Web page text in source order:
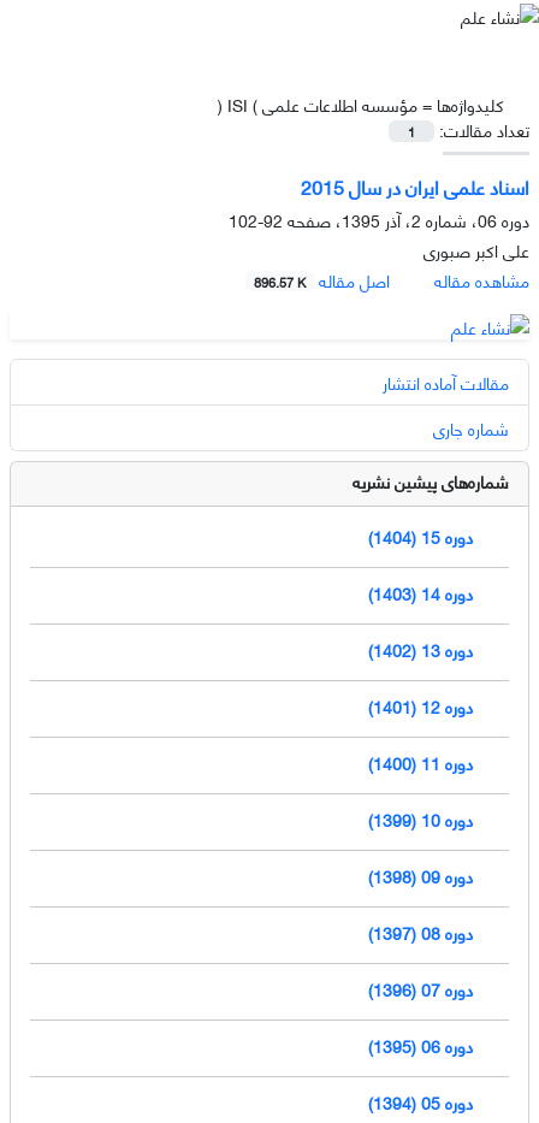
کلیدواژه‌ها =مؤسسه اطلاعات علمی ) ISI (
تعداد مقالات:
1
اسناد علمی ایران در سال 2015
دوره 06، شماره 2، آذر 1395، صفحه
92-102
علی اکبر صبوری
مشاهده مقاله
اصل مقاله 896.57 K
مقالات آماده انتشار
شماره جاری
شماره‌های پیشین نشریه
دوره 15 (1404)
دوره 14 (1403)
دوره 13 (1402)
دوره 12 (1401)
دوره 11 (1400)
دوره 10 (1399)
دوره 09 (1398)
دوره 08 (1397)
دوره 07 (1396)
دوره 06 (1395)
دوره 05 (1394)